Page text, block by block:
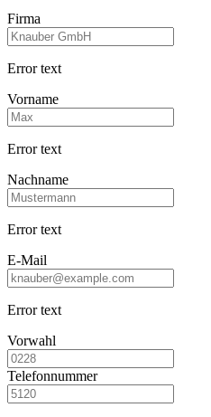
Firma
Error text
Vorname
Error text
Nachname
Error text
E-Mail
Error text
Vorwahl
Telefonnummer